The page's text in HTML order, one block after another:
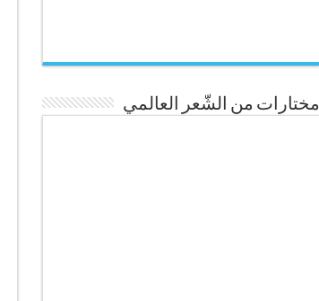
مختارات من الشّعر العالمي